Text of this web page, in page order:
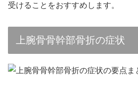
受けることをおすすめします。
上腕骨骨幹部骨折の症状